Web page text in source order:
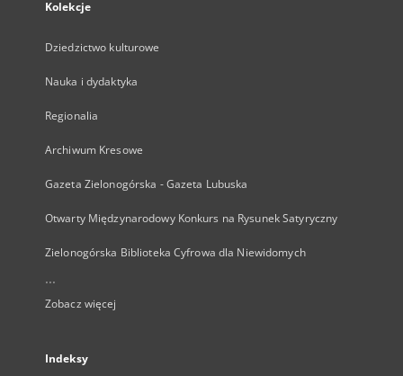
Kolekcje
Dziedzictwo kulturowe
Nauka i dydaktyka
Regionalia
Archiwum Kresowe
Gazeta Zielonogórska - Gazeta Lubuska
Otwarty Międzynarodowy Konkurs na Rysunek Satyryczny
Zielonogórska Biblioteka Cyfrowa dla Niewidomych
...
Zobacz więcej
Indeksy